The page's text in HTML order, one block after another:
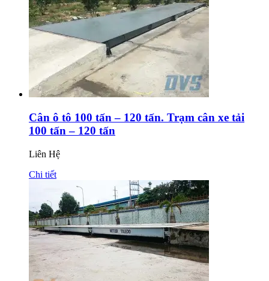
Cân ô tô 100 tấn – 120 tấn. Trạm cân xe tải
100 tấn – 120 tấn
Liên Hệ
Chi tiết